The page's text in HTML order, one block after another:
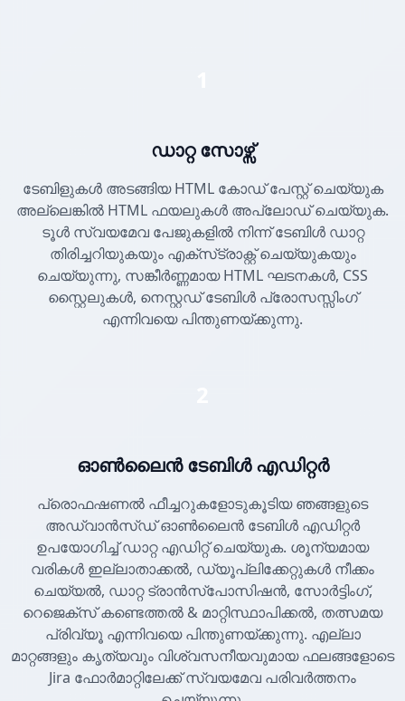
ഡാറ്റ സോഴ്സ്
ടേബിളുകൾ അടങ്ങിയ HTML കോഡ് പേസ്റ്റ് ചെയ്യുക
അല്ലെങ്കിൽ HTML ഫയലുകൾ അപ്‌ലോഡ് ചെയ്യുക.
ടൂൾ സ്വയമേവ പേജുകളിൽ നിന്ന് ടേബിൾ ഡാറ്റ
തിരിച്ചറിയുകയും എക്‌സ്‌ട്രാക്റ്റ് ചെയ്യുകയും
ചെയ്യുന്നു, സങ്കീർണ്ണമായ HTML ഘടനകൾ, CSS
സ്റ്റൈലുകൾ, നെസ്റ്റഡ് ടേബിൾ പ്രോസസ്സിംഗ്
എന്നിവയെ പിന്തുണയ്ക്കുന്നു.
ഓൺലൈൻ ടേബിൾ എഡിറ്റർ
പ്രൊഫഷണൽ ഫീച്ചറുകളോടുകൂടിയ ഞങ്ങളുടെ
അഡ്വാൻസ്ഡ് ഓൺലൈൻ ടേബിൾ എഡിറ്റർ
ഉപയോഗിച്ച് ഡാറ്റ എഡിറ്റ് ചെയ്യുക. ശൂന്യമായ
വരികൾ ഇല്ലാതാക്കൽ, ഡ്യൂപ്ലിക്കേറ്റുകൾ നീക്കം
ചെയ്യൽ, ഡാറ്റ ട്രാൻസ്പോസിഷൻ, സോർട്ടിംഗ്,
റെജെക്സ് കണ്ടെത്തൽ & മാറ്റിസ്ഥാപിക്കൽ, തത്സമയ
പ്രിവ്യൂ എന്നിവയെ പിന്തുണയ്ക്കുന്നു. എല്ലാ
മാറ്റങ്ങളും കൃത്യവും വിശ്വസനീയവുമായ ഫലങ്ങളോടെ
Jira ഫോർമാറ്റിലേക്ക് സ്വയമേവ പരിവർത്തനം